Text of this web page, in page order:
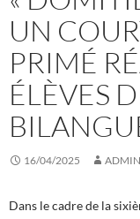
UN
PRIMÉ
ÉLÈVES
16/04/2025
Dans le cadre de la